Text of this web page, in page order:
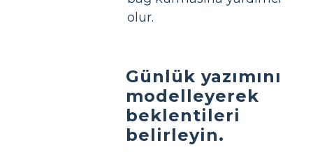
olur.
Günlük yazımını
modelleyerek
beklentileri
belirleyin.